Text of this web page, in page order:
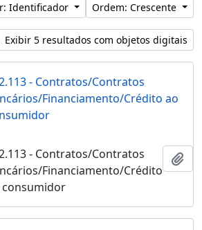
Identificador Ordem: Crescente
Exibir 5 resultados com objetos digitais
área de transferência
- Contratos/Contratos
Financiamento/Crédito ao
- Contratos/Contratos
Financiamento/Crédito
consumidor